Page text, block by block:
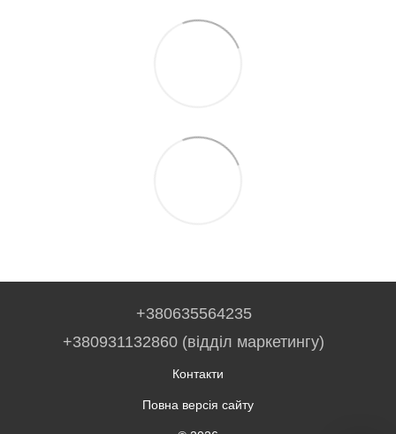
+380635564235
+380931132860 (відділ маркетингу)
Контакти
Повна версія сайту